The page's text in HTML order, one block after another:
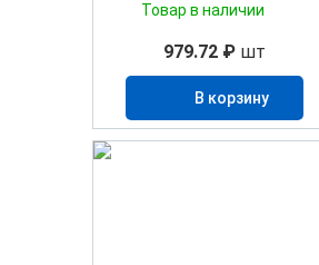
Товар в наличии
979.72 ₽ шт
В корзину